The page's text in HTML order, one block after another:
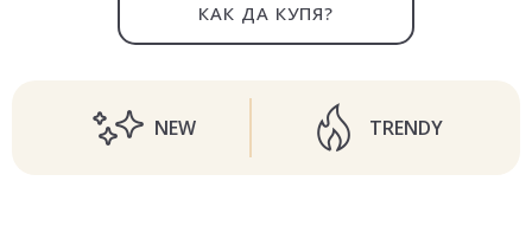
КАК ДА КУПЯ?
NEW TRENDY